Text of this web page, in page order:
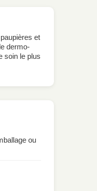
et
dermo-
soin le plus
ou